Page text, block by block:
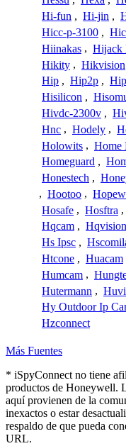
Hi-fun , Hi-jin ,
Hicc-p-3100 ,
Hiinakas , Hijack
Hikity , Hikvision
Hip , Hip2p ,
Hisilicon ,
Hivdc-2300v ,
Hnc , Hodely ,
Holowits , Home
Homeguard ,
Honestech ,
, Hootoo ,
Hosafe , Hosftra ,
Hqcam , Hqvision
Hs Ipsc ,
Htcone , Huacam
Humcam ,
Hutermann ,
Hy Outdoor Ip
Hzconnect
Más Fuentes
* iSpyConnect no tiene
productos de Honeywell.
aquí provienen de la
inexactos o estar
respaldo de que pueda
URL.